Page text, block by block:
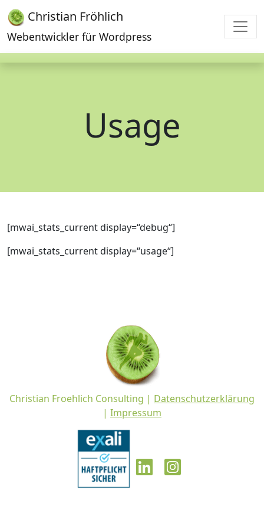
Christian Fröhlich
Webentwickler für Wordpress
Usage
[mwai_stats_current display=“debug“]
[mwai_stats_current display=“usage“]
Christian Froehlich Consulting | Datenschutzerklärung
| Impressum